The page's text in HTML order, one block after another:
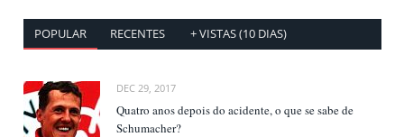
POPULAR RECENTES + VISTAS (10 DIAS)
DEC 29, 2017
Quatro anos depois do acidente, o que se sabe de
Schumacher?